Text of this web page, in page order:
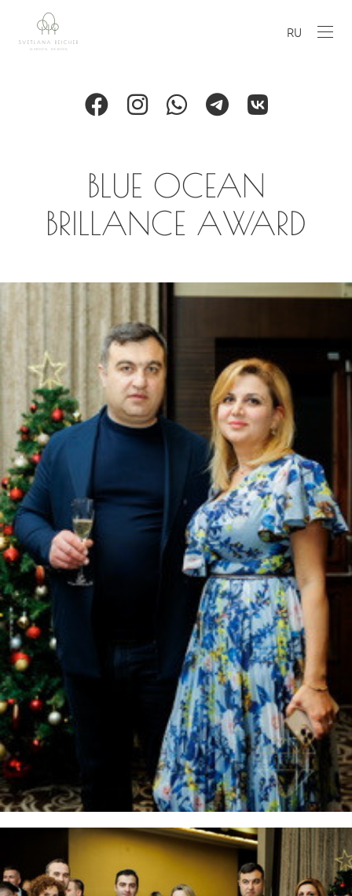
RU
BLUE OCEAN
BRILLANCE AWARD